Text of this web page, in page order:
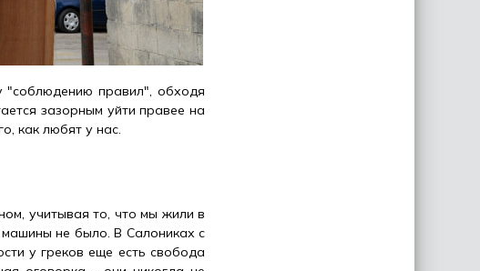
"соблюдению правил", обходя
зазорным уйти правее на
как любят у нас.
учитывая то, что мы жили в
не было. В Салониках с
у греков еще есть свобода